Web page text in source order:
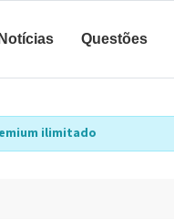
Notícias Questões
ilimitado